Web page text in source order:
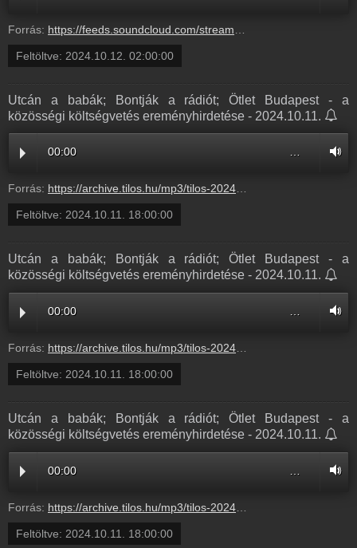
Forrás: https://feeds.soundcloud.com/stream/1934406191-beatsafaridnb-retap.mp3
Feltöltve: 2024.10.12. 02:00:00
Utcán a babák; Bontják a rádiót; Ötlet Budapest - a
közösségi költségvetés ereményhirdetése - 2024.10.11.
00:00 …
Forrás: https://archive.tilos.hu/mp3/tilos-20241011-163325-180000.mp3?s=show-utcaradio-normal
Feltöltve: 2024.10.11. 18:00:00
Utcán a babák; Bontják a rádiót; Ötlet Budapest - a
közösségi költségvetés ereményhirdetése - 2024.10.11.
00:00
Forrás: https://archive.tilos.hu/mp3/tilos-20241011-163000-180000.mp3?s=show-utcaradio-normal
Feltöltve: 2024.10.11. 18:00:00
Utcán a babák; Bontják a rádiót; Ötlet Budapest - a
közösségi költségvetés ereményhirdetése - 2024.10.11.
00:00
Forrás: https://archive.tilos.hu/mp3/tilos-20241011-163000-180000.mp3?s=show-utcaradio-normal
Feltöltve: 2024.10.11. 18:00:00